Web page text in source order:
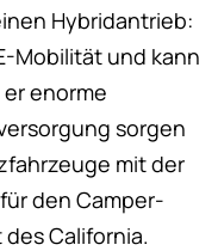
Hybridantrieb:
Mobilität und kann
enorme
sorgen
mit der
den Camper-
California.